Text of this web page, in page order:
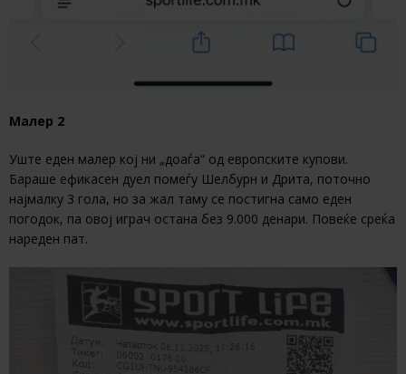
Малер 2
Уште еден малер кој ни „доаѓа“ од европските купови.
Бараше ефикасен дуел помеѓу Шелбурн и Дрита, поточно
најмалку 3 гола, но за жал таму се постигна само еден
погодок, па овој играч остана без 9.000 денари. Повеќе среќа
нареден пат.